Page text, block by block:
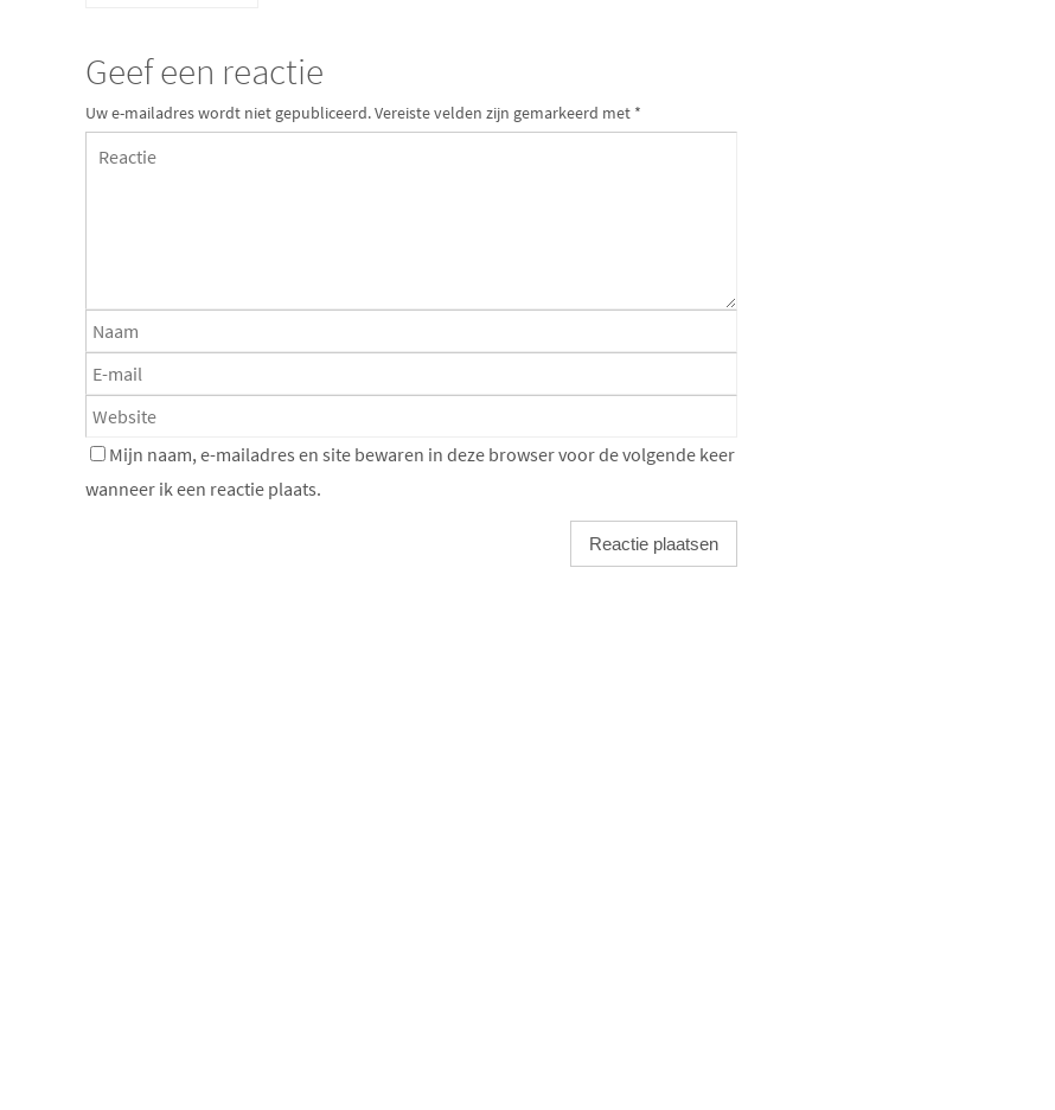
Geef een reactie
Uw e-mailadres wordt niet gepubliceerd.Vereiste velden zijn gemarkeerd met *
Mijn naam, e-mailadres en site bewaren in deze browser voor de volgende keer
wanneer ik een reactie plaats.